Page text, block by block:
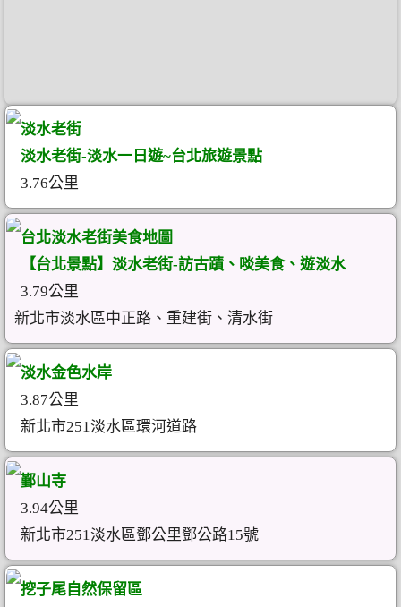
淡水老街
淡水老街-淡水一日遊~台北旅遊景點
3.76公里
台北淡水老街美食地圖
【台北景點】淡水老街-訪古蹟、啖美食、遊淡水
3.79公里
新北市淡水區中正路、重建街、清水街
淡水金色水岸
3.87公里
新北市251淡水區環河道路
鄞山寺
3.94公里
新北市251淡水區鄧公里鄧公路15號
挖子尾自然保留區